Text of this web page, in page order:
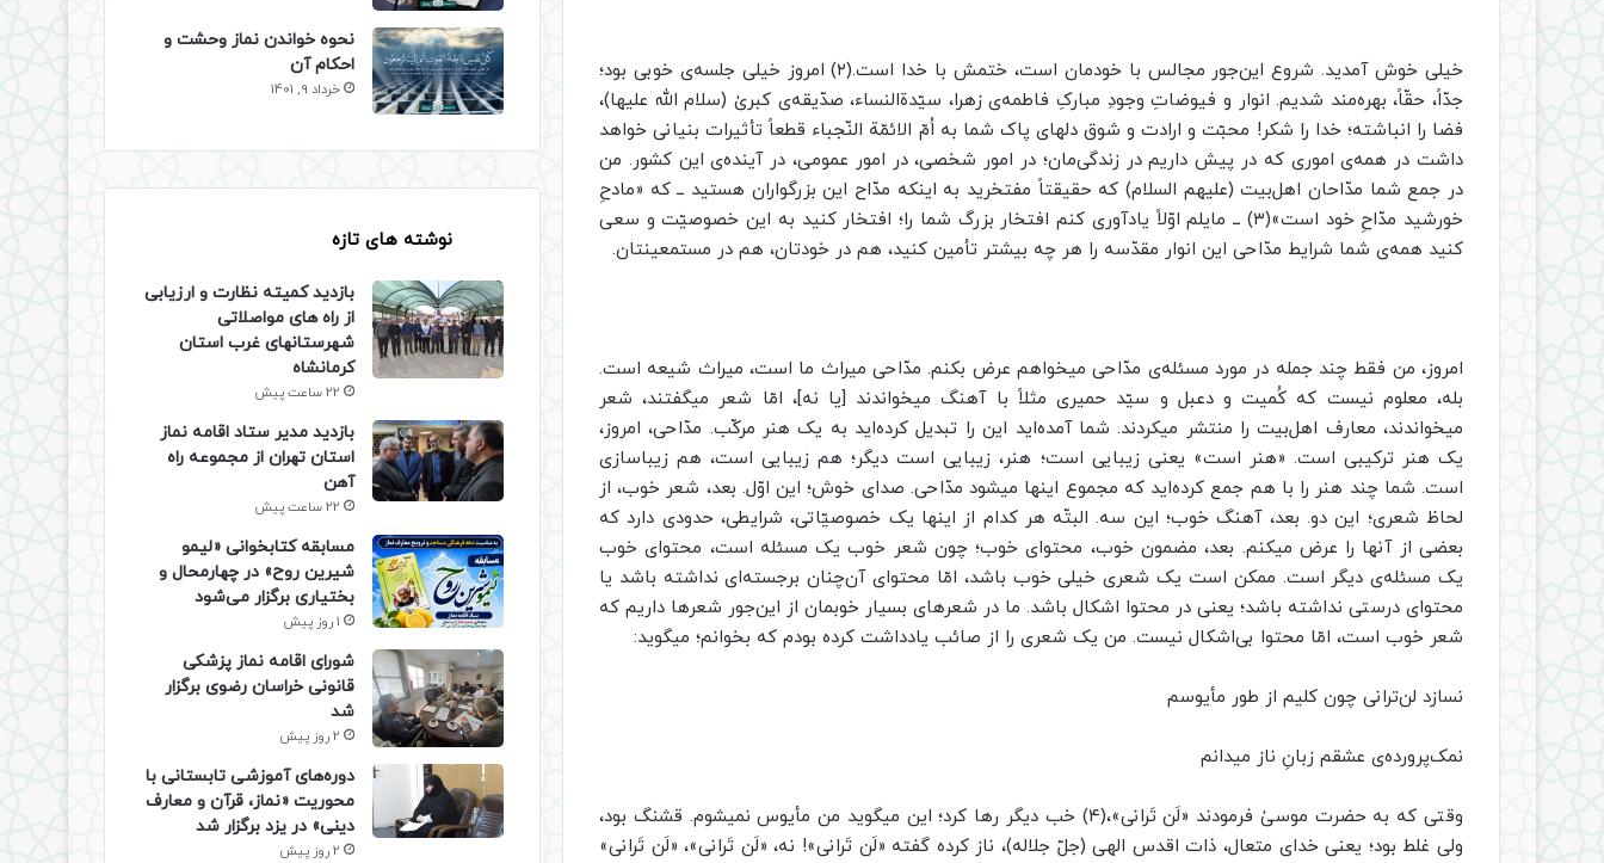
خیلی خوش آمدید. شروع این‌جور مجالس با خودمان است، ختمش با خدا است.(۲) امروز خیلی جلسه‌ی خوبی بود؛
جدّاً، حقّاً، بهره‌مند شدیم. انوار و فیوضاتِ وجودِ مبارکِ فاطمه‌ی زهرا، سیّدةالنساء، صدّیقه‌ی کبریٰ (سلام الله علیها)،
فضا را انباشته؛ خدا را شکر! محبّت و ارادت و شوق دلهای پاک شما به اُمّ الائمّة النّجباء قطعاً تأثیرات بنیانی خواهد
داشت در همه‌ی اموری که در پیش داریم در زندگی‌مان؛ در امور شخصی، در امور عمومی، در آینده‌ی این کشور. من
در جمع شما مدّاحان اهل‌بیت (علیهم السلام) که حقیقتاً مفتخرید به اینکه مدّاح این بزرگواران هستید ــ که «مادحِ
خورشید مدّاحِ خود است»(۳) ــ مایلم اوّلاً یادآوری کنم افتخار بزرگ شما را؛ افتخار کنید به این خصوصیّت و سعی
کنید همه‌ی شما شرایط مدّاحی این انوار مقدّسه را هر چه بیشتر تأمین کنید، هم در خودتان، هم در مستمعینتان.
امروز، من فقط چند جمله در مورد مسئله‌ی مدّاحی میخواهم عرض بکنم. مدّاحی میراث ما است، میراث شیعه است.
بله، معلوم نیست که کُمیت و دعبل و سیّد حمیری مثلاً با آهنگ میخواندند [یا نه]، امّا شعر میگفتند، شعر
میخواندند، معارف اهل‌بیت را منتشر میکردند. شما آمده‌اید این را تبدیل کرده‌اید به یک هنر مرکّب. مدّاحی، امروز،
یک هنر ترکیبی است. «هنر است» یعنی زیبایی است؛ هنر، زیبایی است دیگر؛ هم زیبایی است، هم زیباسازی
است. شما چند هنر را با هم جمع کرده‌اید که مجموع اینها میشود مدّاحی. صدای خوش؛ این اوّل. بعد، شعر خوب، از
لحاظ شعری؛ این دو. بعد، آهنگ خوب؛ این سه. البتّه هر کدام از اینها یک خصوصیّاتی، شرایطی، حدودی دارد که
بعضی از آنها را عرض میکنم. بعد، مضمون خوب، محتوای خوب؛ چون شعر خوب یک مسئله است، محتوای خوب
یک مسئله‌ی دیگر است. ممکن است یک شعری خیلی خوب باشد، امّا محتوای آن‌چنان برجسته‌ای نداشته باشد یا
محتوای درستی نداشته باشد؛ یعنی در محتوا اشکال باشد. ما در شعرهای بسیار خوبمان از این‌جور شعرها داریم که
شعر خوب است، امّا محتوا بی‌اشکال نیست. من یک شعری را از صائب یادداشت کرده بودم که بخوانم؛ میگوید:
نسازد لن‌ترانی چون کلیم از طور مأیوسم
نمک‌پرورده‌ی عشقم زبانِ ناز میدانم
وقتی که به حضرت موسیٰ فرمودند «لَن تَرانی»،(۴) خب دیگر رها کرد؛ این میگوید من مأیوس نمیشوم. قشنگ بود،
ولی غلط بود؛ یعنی خدای متعال، ذات اقدس الهی (جلّ جلاله)، ناز کرده گفته «لَن تَرانی»! نه، «لَن تَرانی»، «لَن تَرانی»
نحوه خواندن نماز وحشت و
احکام آن
خرداد 9, 1401
نوشته های تازه
بازدید کمیته نظارت و ارزیابی
از راه های مواصلاتی
شهرستانهای غرب استان
کرمانشاه
22 ساعت پیش
بازدید مدیر ستاد اقامه نماز
استان تهران از مجموعه راه
آهن
22 ساعت پیش
مسابقه کتابخوانی «لیمو
شیرین روح» در چهارمحال و
بختیاری برگزار می‌شود
1 روز پیش
شورای اقامه نماز پزشکی
قانونی خراسان رضوی برگزار
شد
2 روز پیش
دوره‌های آموزشی تابستانی با
محوریت «نماز، قرآن و معارف
دینی» در یزد برگزار شد
2 روز پیش